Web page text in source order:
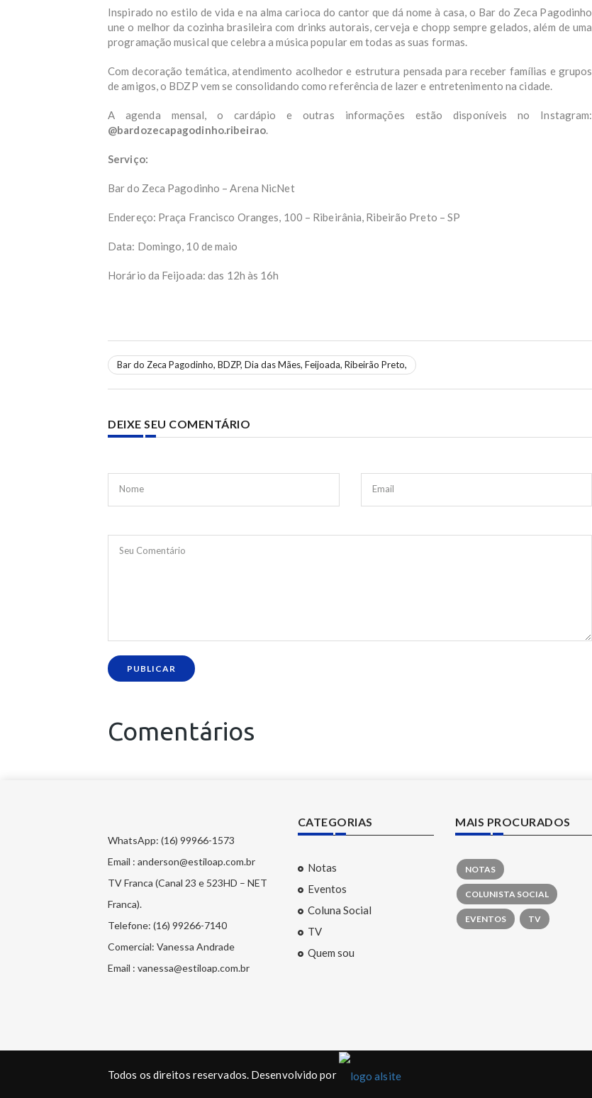
Inspirado no estilo de vida e na alma carioca do cantor que dá nome à casa, o Bar do Zeca Pagodinho
une o melhor da cozinha brasileira com drinks autorais, cerveja e chopp sempre gelados, além de uma
programação musical que celebra a música popular em todas as suas formas.
Com decoração temática, atendimento acolhedor e estrutura pensada para receber famílias e grupos
de amigos, o BDZP vem se consolidando como referência de lazer e entretenimento na cidade.
A agenda mensal, o cardápio e outras informações estão disponíveis no Instagram:
@bardozecapagodinho.ribeirao.
Serviço:
Bar do Zeca Pagodinho – Arena NicNet
Endereço: Praça Francisco Oranges, 100 – Ribeirânia, Ribeirão Preto – SP
Data: Domingo, 10 de maio
Horário da Feijoada: das 12h às 16h
Bar do Zeca Pagodinho, BDZP, Dia das Mães, Feijoada, Ribeirão Preto,
DEIXE SEU COMENTÁRIO
Nome Email
Seu Comentário
PUBLICAR
Comentários
WhatsApp: (16) 99966-1573
Email : anderson@estiloap.com.br
TV Franca (Canal 23 e 523HD – NET
Franca).
Telefone: (16) 99266-7140
Comercial: Vanessa Andrade
Email : vanessa@estiloap.com.br
CATEGORIAS
Notas
Eventos
Coluna Social
TV
Quem sou
MAIS PROCURADOS
NOTAS
COLUNISTA SOCIAL
EVENTOS TV
Todos os direitos reservados. Desenvolvido por